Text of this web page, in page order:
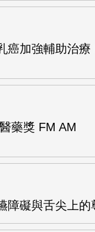
癌加強輔助治療
藥獎 FM AM
障礙與舌尖上的